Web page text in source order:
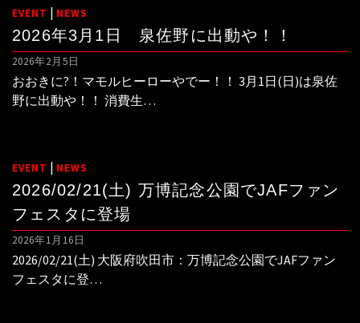
EVENT | NEWS
2026年3月1日 泉佐野に出動や！！
2026年2月5日
おおきに?！マモルヒーローやでー！！ 3月1日(日)は泉佐
野に出動や！！ 消費生…
EVENT | NEWS
2026/02/21(土) 万博記念公園でJAFファン
フェスタに登場
2026年1月16日
2026/02/21(土) 大阪府吹田市：万博記念公園でJAFファン
フェスタに登…